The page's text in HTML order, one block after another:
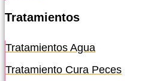
Tratamientos
Tratamientos Agua
Tratamiento Cura Peces